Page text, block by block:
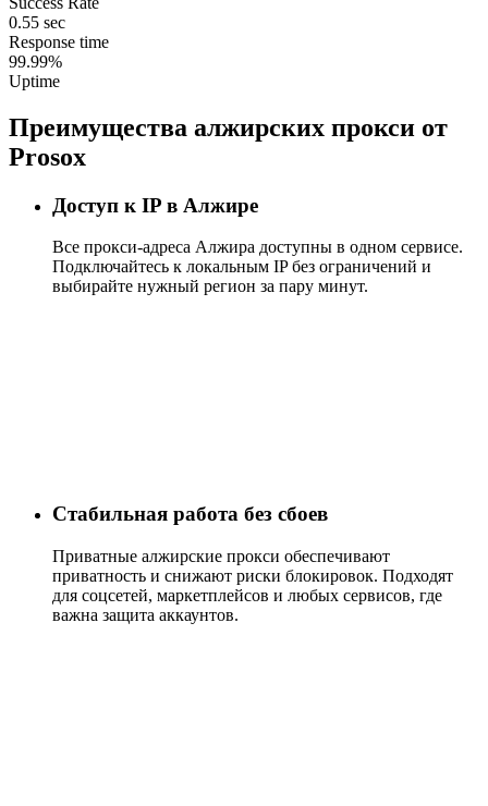
0.55 sec
Response time
99.99%
Uptime
Преимущества алжирских прокси от
Prosox
Доступ к IP в Алжире
Все прокси-адреса Алжира доступны в одном сервисе.
Подключайтесь к локальным IP без ограничений и
выбирайте нужный регион за пару минут.
Стабильная работа без сбоев
Приватные алжирские прокси обеспечивают
приватность и снижают риски блокировок. Подходят
для соцсетей, маркетплейсов и любых сервисов, где
важна защита аккаунтов.